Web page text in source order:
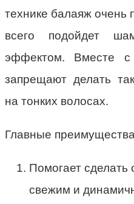
технике балаяж очень
всего подойдет
эффектом. Вместе
запрещают делать
на тонких волосах.
Главные
Помогает сделать
свежим и